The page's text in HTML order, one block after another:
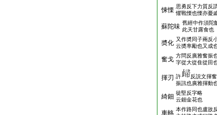
悚慄 思勇反下力質反
懼戰慄也慄亦憂
蘇陀味 舊經中作須陀
此天甘露食也
奬化 又作奬同子兩反
云奬率勵也又成
奮戈 方問反廣雅奮振
字從大從隹從田
揮刃 許
反説文揮
振訊也廣雅揮動
綺鈿 徒堅反字略
云鈿金花也
車輅 本作路同也盧故